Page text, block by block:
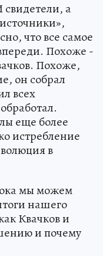
свидетели, а
что все самое
Похоже -
Похоже,
он собрал
всех
еще более
истребление
в
мы можем
нашего
Квачков и
и почему